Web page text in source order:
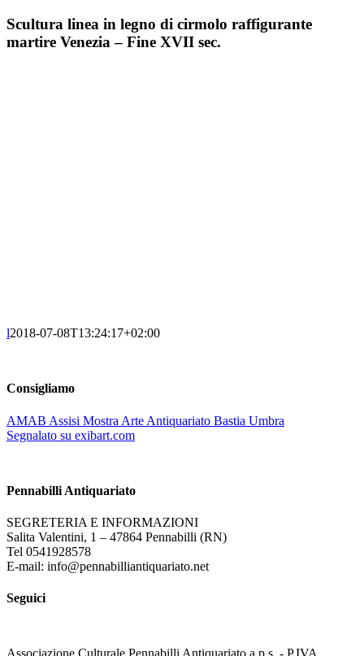
Scultura linea in legno di cirmolo raffigurante
martire Venezia – Fine XVII sec.
l2018-07-08T13:24:17+02:00
Consigliamo
AMAB Assisi Mostra Arte Antiquariato Bastia Umbra
Segnalato su exibart.com
Pennabilli Antiquariato
SEGRETERIA E INFORMAZIONI
Salita Valentini, 1 – 47864 Pennabilli (RN)
Tel 0541928578
E-mail: info@pennabilliantiquariato.net
Seguici